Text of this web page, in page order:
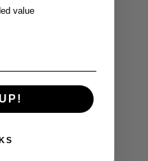
value